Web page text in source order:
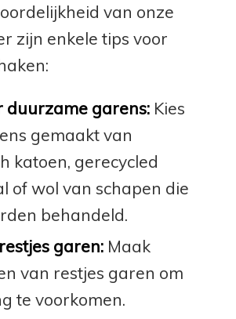
van onze
zijn enkele tips voor
duurzame garens:Kies
gemaakt van
katoen, gerecycled
of wol van schapen die
behandeld.
garen:Maak
van restjes garen om
te voorkomen.